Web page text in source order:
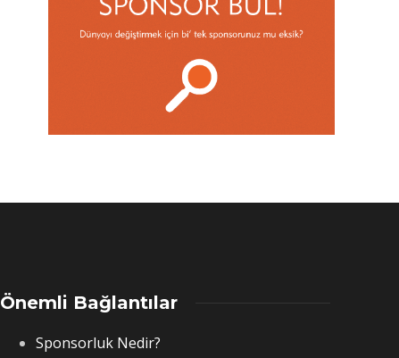
Önemli Bağlantılar
Sponsorluk Nedir?